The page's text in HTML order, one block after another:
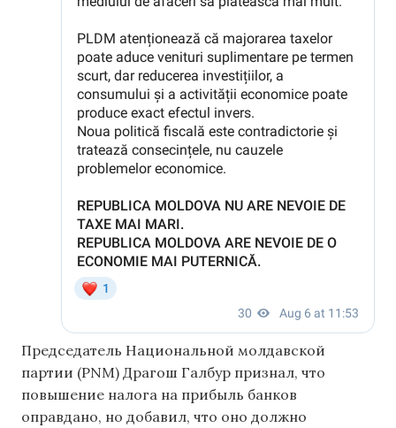
Председатель Национальной молдавской
партии (PNM) Драгош Галбур признал, что
повышение налога на прибыль банков
оправдано, но добавил, что оно должно